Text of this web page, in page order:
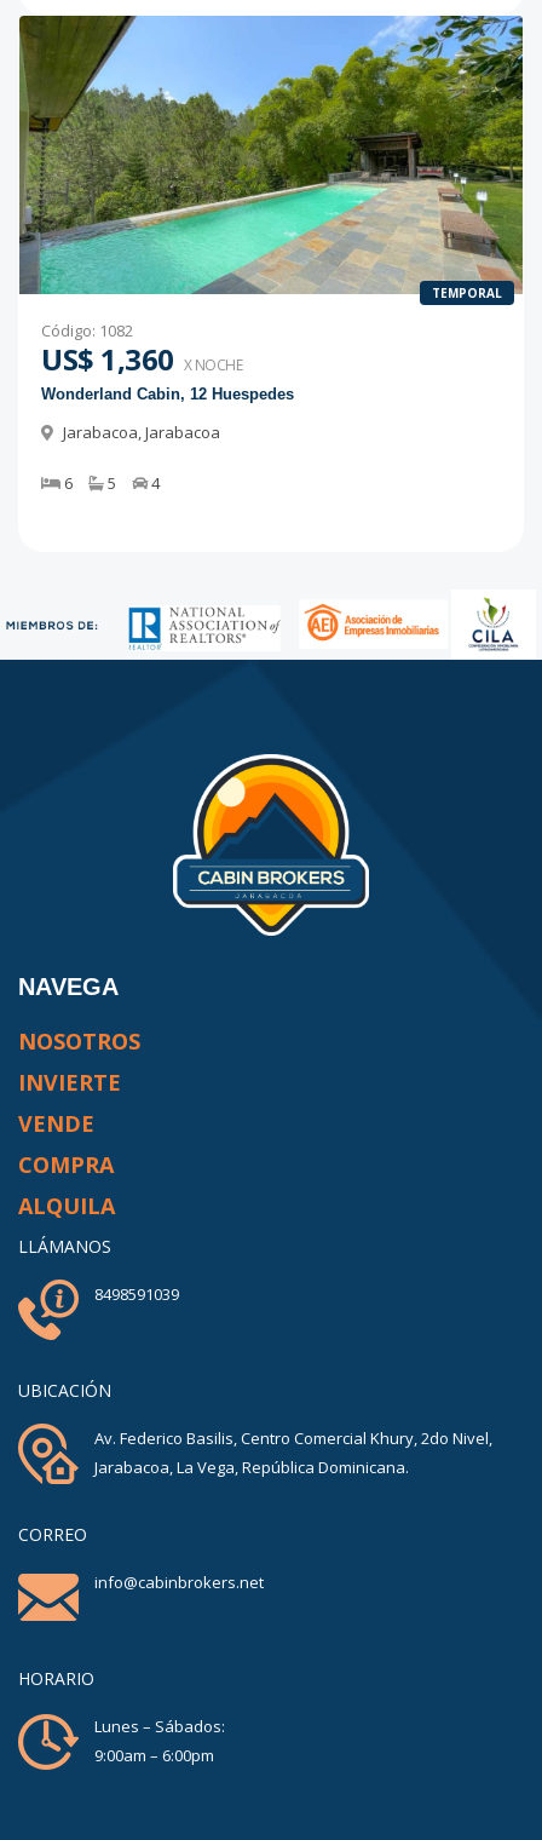
TEMPORAL
Código: 1082
US$ 1,360 X NOCHE
Wonderland Cabin, 12 Huespedes
Jarabacoa,Jarabacoa
6 5 4
NAVEGA
NOSOTROS
INVIERTE
VENDE
COMPRA
ALQUILA
LLÁMANOS
8498591039
UBICACIÓN
Av. Federico Basilis, Centro Comercial Khury, 2do Nivel,
Jarabacoa, La Vega, República Dominicana.
CORREO
info@cabinbrokers.net
HORARIO
Lunes – Sábados:
9:00am – 6:00pm